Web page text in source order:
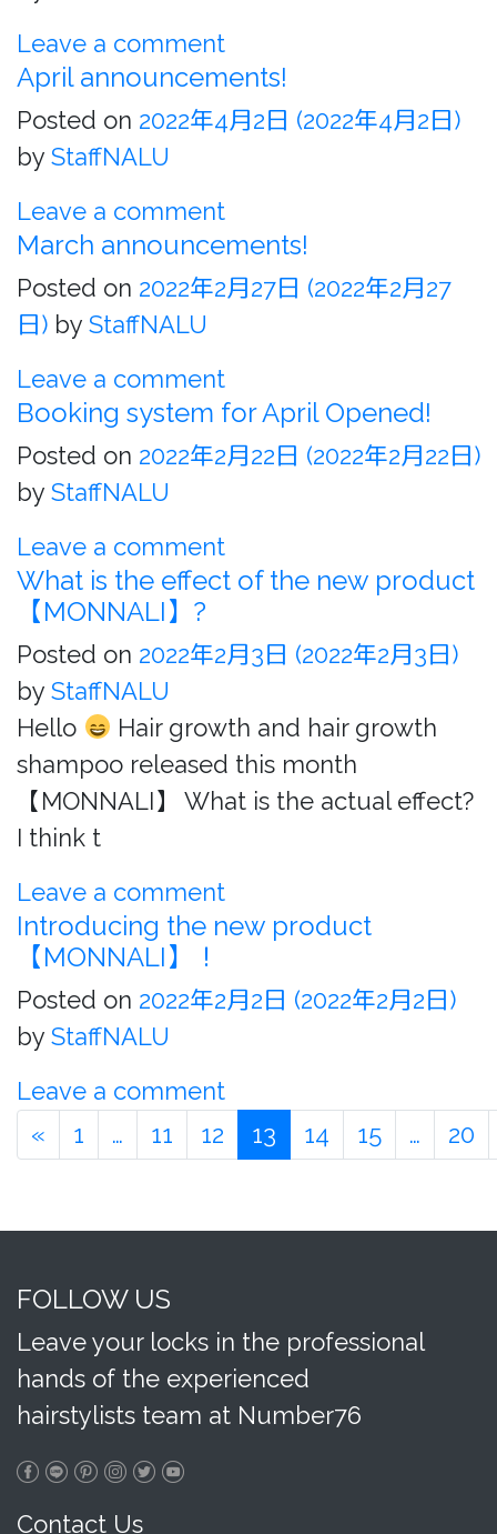
Leave a comment
April announcements!
Posted on 2022年4月2日 (2022年4月2日)
by StaffNALU
Leave a comment
March announcements!
Posted on 2022年2月27日 (2022年2月27
日) by StaffNALU
Leave a comment
Booking system for April Opened!
Posted on 2022年2月22日 (2022年2月22日)
by StaffNALU
Leave a comment
What is the effect of the new product
【MONNALI】?
Posted on 2022年2月3日 (2022年2月3日)
by StaffNALU
Hello
Hair growth and hair growth
shampoo released this month
【MONNALI】 What is the actual effect?
I think t
Leave a comment
Introducing the new product
【MONNALI】！
Posted on 2022年2月2日 (2022年2月2日)
by StaffNALU
Leave a comment
«
1 … 11 12 13 14 15 … 20
FOLLOW US
Leave your locks in the professional
hands of the experienced
hairstylists team at Number76
Contact Us